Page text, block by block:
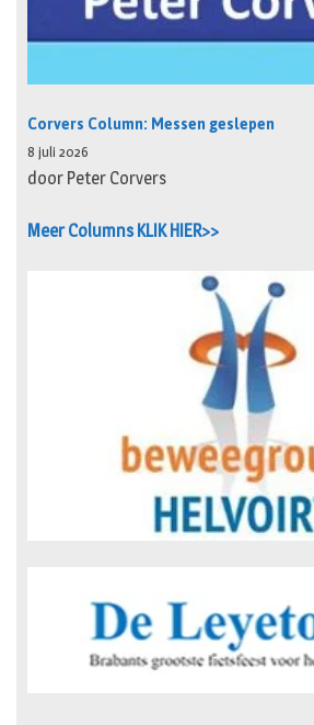
Corvers Column: Messen geslepen
8 juli 2026
door Peter Corvers
Meer Columns KLIK HIER>>